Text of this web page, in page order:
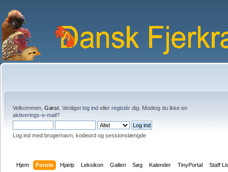
Velkommen, Gæst . Venligst log ind eller registér dig. Modtog du ikke en
aktiverings-e-mail?
Log ind med brugernavn, kodeord og sessionslængde
Hjem Forum Hjælp Leksikon Galleri Søg Kalender TinyPortal Staff